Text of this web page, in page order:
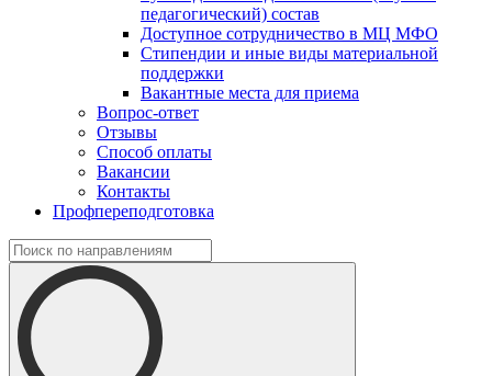
педагогический) состав
Доступное сотрудничество в МЦ МФО
Стипендии и иные виды материальной
поддержки
Вакантные места для приема
Вопрос-ответ
Отзывы
Способ оплаты
Вакансии
Контакты
Профпереподготовка